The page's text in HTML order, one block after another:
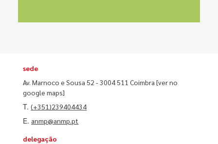
sede
Av. Marnoco e Sousa 52 - 3004 511 Coimbra[ver no
google maps]
T.(+351)239404434
E. anmp@anmp.pt
delegação